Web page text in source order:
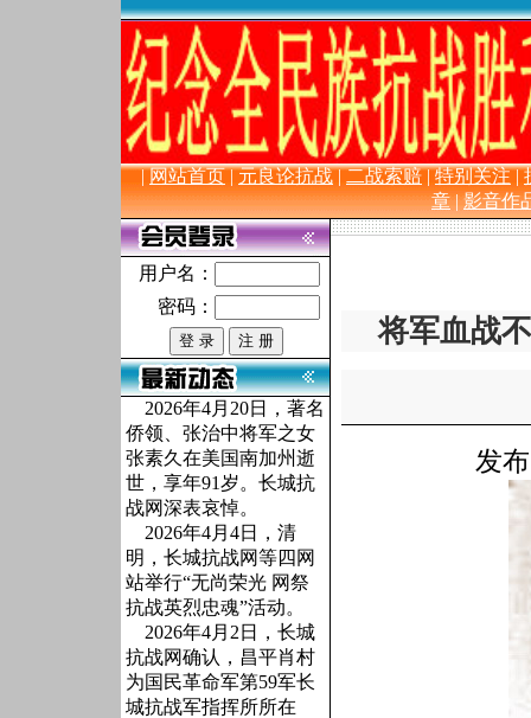
长 城 抗
|网站首页|元良论抗战|二战索赔|特别关注|
章|影音作
用户名：
密码：
2026年4月20日，著名
侨领、张治中将军之女
张素久在美国南加州逝
世，享年91岁。长城抗
战网深表哀悼。
2026年4月4日，清
明，长城抗战网等四网
站举行“无尚荣光 网祭
抗战英烈忠魂”活动。
2026年4月2日，长城
抗战网确认，昌平肖村
为国民革命军第59军长
城抗战军指挥所所在
将军血战
发